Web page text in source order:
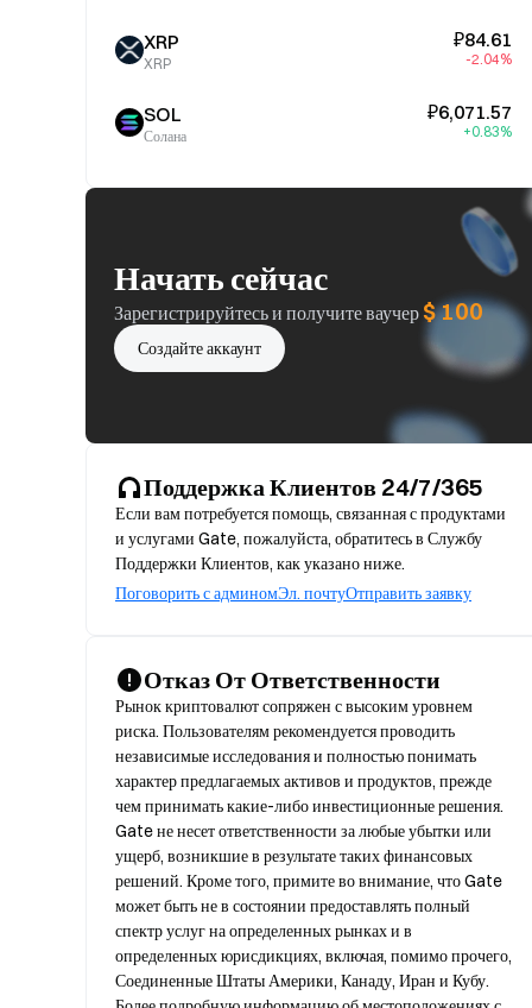
XRP
XRP
₽84.61
-2.04%
SOL
Солана
₽6,071.57
+0.83%
Начать сейчас
Зарегистрируйтесь и получите ваучер$ 100
Создайте аккаунт
Поддержка Клиентов 24/7/365
Если вам потребуется помощь, связанная с продуктами
и услугами Gate, пожалуйста, обратитесь в Службу
Поддержки Клиентов, как указано ниже.
Поговорить с админомЭл. почтуОтправить заявку
Отказ От Ответственности
Рынок криптовалют сопряжен с высоким уровнем
риска. Пользователям рекомендуется проводить
независимые исследования и полностью понимать
характер предлагаемых активов и продуктов, прежде
чем принимать какие-либо инвестиционные решения.
Gate не несет ответственности за любые убытки или
ущерб, возникшие в результате таких финансовых
решений. Кроме того, примите во внимание, что Gate
может быть не в состоянии предоставлять полный
спектр услуг на определенных рынках и в
определенных юрисдикциях, включая, помимо прочего,
Соединенные Штаты Америки, Канаду, Иран и Кубу.